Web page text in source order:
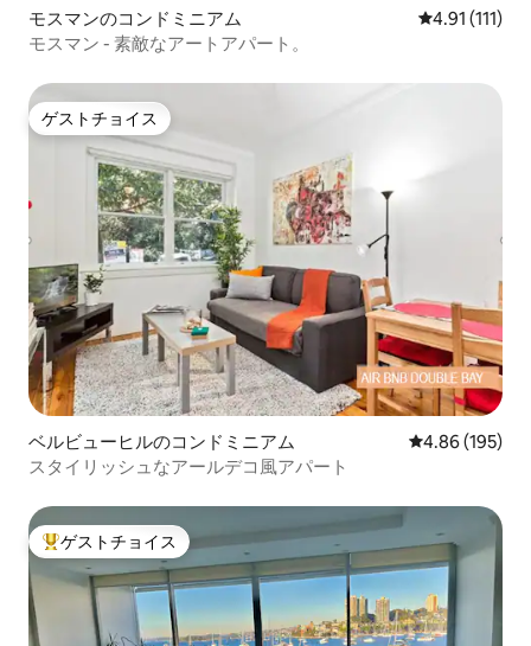
モスマンのコンドミニアム レビュー111
4.91 (111)
モスマン - 素敵なアートアパート。
ゲストチョイス
ゲストチョイス
ベルビューヒルのコンドミニアム レビュー195
4.86 (195)
スタイリッシュなアールデコ風アパート
大好評のゲストチョイスです。
ゲストチョイス